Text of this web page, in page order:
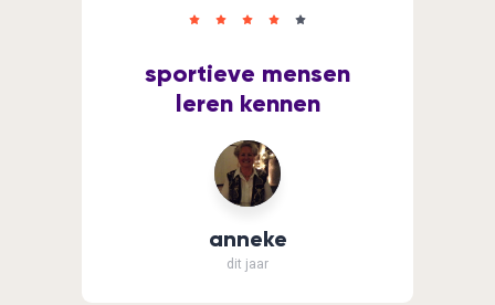
anneke
dit jaar
sportieve mensen
leren kennen